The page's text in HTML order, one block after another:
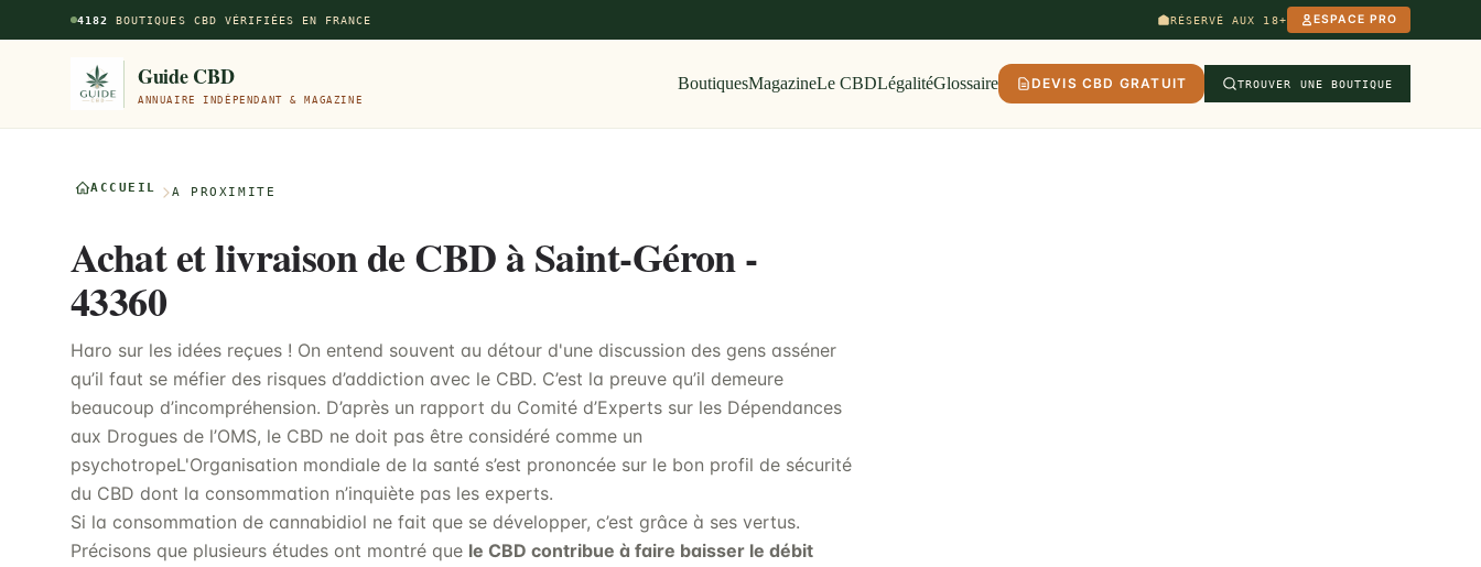
Aller au contenu principal
4182 BOUTIQUES CBD VÉRIFIÉES EN FRANCE RÉSERVÉ AUX 18+ ESPACE PRO
Guide CBD
ANNUAIRE INDÉPENDANT & MAGAZINE
BoutiquesMagazineLe CBDLégalitéGlossaire DEVIS CBD GRATUIT TROUVER UNE BOUTIQUE
ACCUEIL À PROXIMITÉ
Achat et livraison de CBD à Saint-Géron -
43360
Haro sur les idées reçues ! On entend souvent au détour d'une discussion des gens asséner
qu’il faut se méfier des risques d’addiction avec le CBD. C’est la preuve qu’il demeure
beaucoup d’incompréhension. D’après un rapport du Comité d’Experts sur les Dépendances
aux Drogues de l’OMS, le CBD ne doit pas être considéré comme un
psychotropeL'Organisation mondiale de la santé s’est prononcée sur le bon profil de sécurité
du CBD dont la consommation n’inquiète pas les experts.
Si la consommation de cannabidiol ne fait que se développer, c’est grâce à ses vertus.
Précisons que plusieurs études ont montré que le CBD contribue à faire baisser le débit